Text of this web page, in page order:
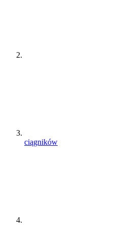
ciągników